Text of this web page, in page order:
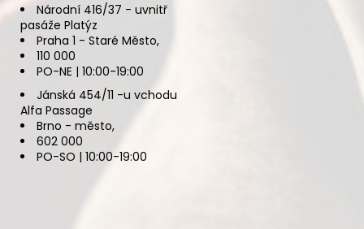
Národní 416/37 - uvnitř
pasáže Platýz
Praha 1 - Staré Město,
110 000
PO-NE | 10:00-19:00
Jánská 454/11 -u vchodu
Alfa Passage
Brno - město,
602 000
PO-SO | 10:00-19:00